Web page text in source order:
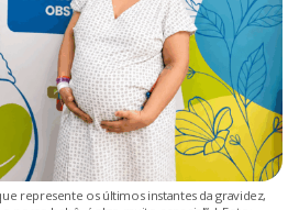
represente os últimos instantes da gravidez,